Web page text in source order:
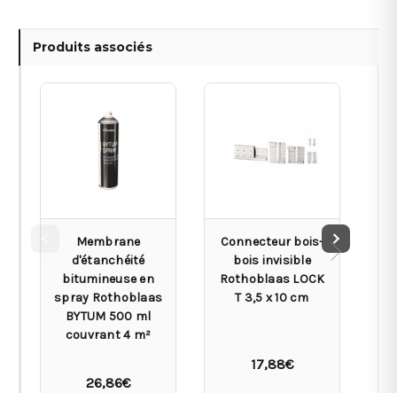
Produits associés
Membrane
d'étanchéité
bitumineuse en
spray Rothoblaas
BYTUM 500 ml
couvrant 4 m²
26,86€
Connecteur bois-
bois invisible
Rothoblaas LOCK
T 3,5 x 10 cm
17,88€